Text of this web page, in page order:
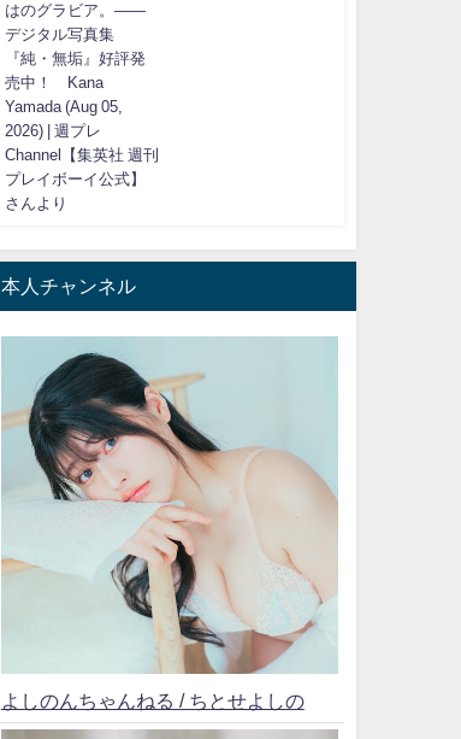
はのグラビア。――
デジタル写真集
『純・無垢』好評発
売中！ Kana
Yamada (Aug 05,
2026) | 週プレ
Channel【集英社 週刊
プレイボーイ公式】
さんより
本人チャンネル
よしのんちゃんねる / ちとせよしの